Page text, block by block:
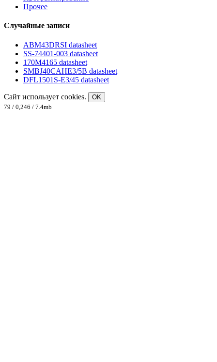
Прочее
Случайные записи
ABM43DRSI datasheet
SS-74401-003 datasheet
170M4165 datasheet
SMBJ40CAHE3/5B datasheet
DFL1501S-E3/45 datasheet
Сайт использует cookies.
OK
79 / 0,246 / 7.4mb